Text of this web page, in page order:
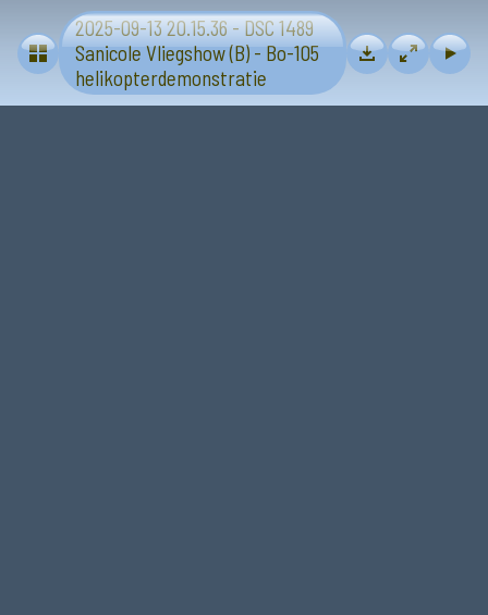
Vliegtuigen - Sanicole (B) 13 en 14 september 2025
2025-09-13 20.15.36 - DSC 1489
Sanicole Vliegshow (B) - Bo-105
helikopterdemonstratie